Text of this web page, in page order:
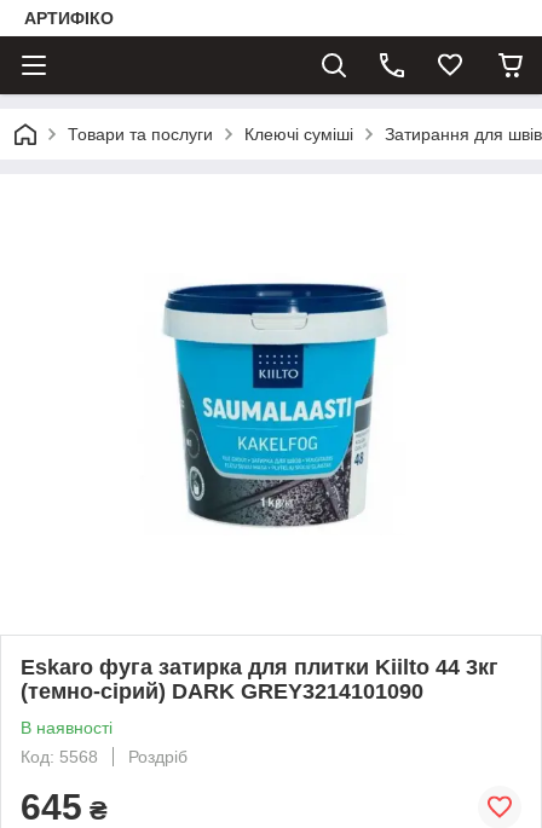
АРТИФІКО
Товари та послуги Клеючі суміші Затирання для
Eskaro фуга затирка для плитки Kiilto 44 3кг
(темно-сірий) DARK GREY3214101090
В наявності
Код: 5568
Роздріб
645 ₴